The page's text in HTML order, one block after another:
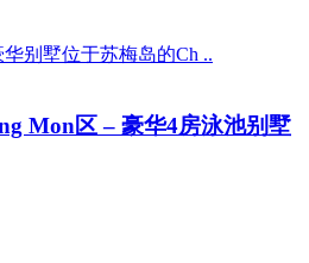
别墅位于苏梅岛的Ch ..
Mon区 – 豪华4房泳池别墅